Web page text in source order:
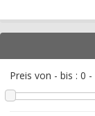
Preis von - bis : 0 -